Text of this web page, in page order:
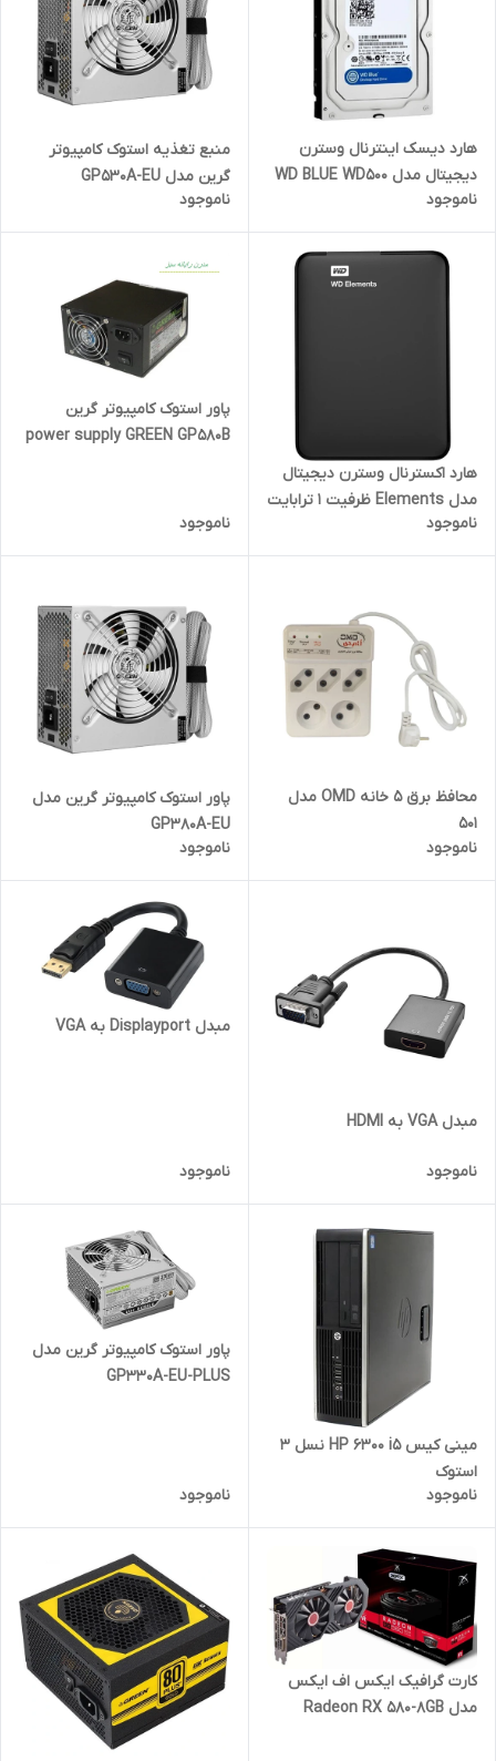
هارد دیسک اینترنال وسترن
دیجیتال مدل WD BLUE WD500
ظرفیت 500 گیگابایت
ناموجود
منبع تغذیه استوک کامپیوتر
گرین مدل GP530A-EU
ناموجود
هارد اکسترنال وسترن دیجیتال
مدل Elements ظرفیت 1 ترابایت
ناموجود
پاور استوک کامپیوتر گرین
power supply GREEN GP580B
ناموجود
محافظ برق 5 خانه OMD مدل
501
ناموجود
پاور استوک کامپیوتر گرین مدل
GP380A-EU
ناموجود
مبدل VGA به HDMI
ناموجود
مبدل Displayport به VGA
ناموجود
مینی کیس HP 6300 i5 نسل 3
استوک
ناموجود
پاور استوک کامپیوتر گرین مدل
GP330A-EU-PLUS
ناموجود
کارت گرافیک ایکس اف ایکس
مدل Radeon RX 580-8GB